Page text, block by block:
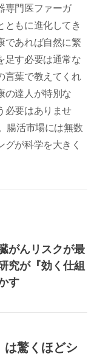
専門医ファーガ
ともに進化してき
であれば自然に繁
足す必要は通常な
言葉で教えてくれ
の達人が特別な
必要はありませ
腸活市場には無数
が科学を大きく
がんリスクが最
究が『効く仕組
す
は驚くほどシ